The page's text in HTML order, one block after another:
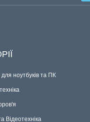
ноутбуків та ПК
Відеотехніка